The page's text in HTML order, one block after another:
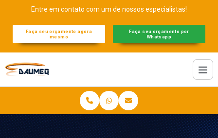
Entre em contato com um de nossos especialistas!
Faça seu orçamento agora
mesmo
Faça seu orçamento por
Whatsapp